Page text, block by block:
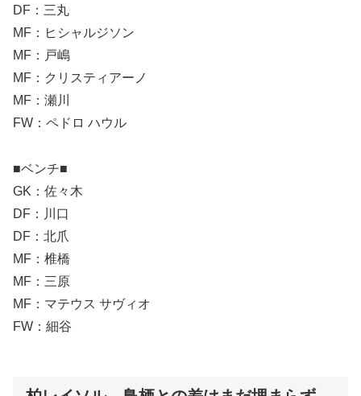
DF：三丸
MF：ヒシャルジソン
MF：戸嶋
MF：クリスティアーノ
MF：瀬川
FW：ペドロ ハウル
■ベンチ■
GK：佐々木
DF：川口
DF：北爪
MF：椎橋
MF：三原
MF：マテウス サヴィオ
FW：細谷